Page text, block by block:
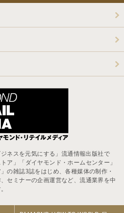
ネスを元気にする」流通情報出版社で
ア」「ダイヤモンド・ホームセンター」
の雑誌3誌をはじめ、各種媒体の制作・
セミナーの企画運営など、流通業界を中